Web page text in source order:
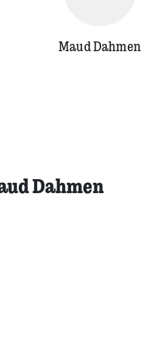
Maud Dahmen
Dahmen